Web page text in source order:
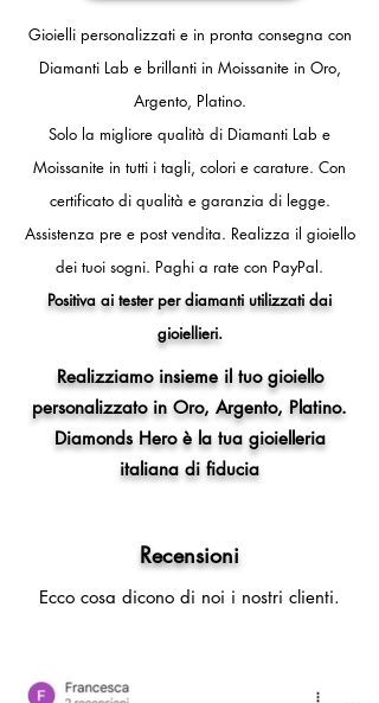
Gioielli personalizzati e in pronta consegna con
Diamanti Lab e brillanti in Moissanite in Oro,
Argento, Platino.
Solo la migliore qualità di Diamanti Lab e
Moissanite in tutti i tagli, colori e carature. Con
certificato di qualità e garanzia di legge.
Assistenza pre e post vendita. Realizza il gioiello
dei tuoi sogni. Paghi a rate con PayPal.
Positiva ai tester per diamanti utilizzati dai
gioiellieri.
Realizziamo insieme il tuo gioiello
personalizzato in Oro, Argento, Platino.
Diamonds Hero è la tua gioielleria
italiana di fiducia
Recensioni
Ecco cosa dicono di noi i nostri clienti.